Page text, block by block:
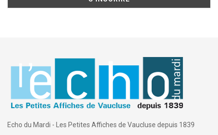
Echo du Mardi - Les Petites Affiches de Vaucluse depuis 1839